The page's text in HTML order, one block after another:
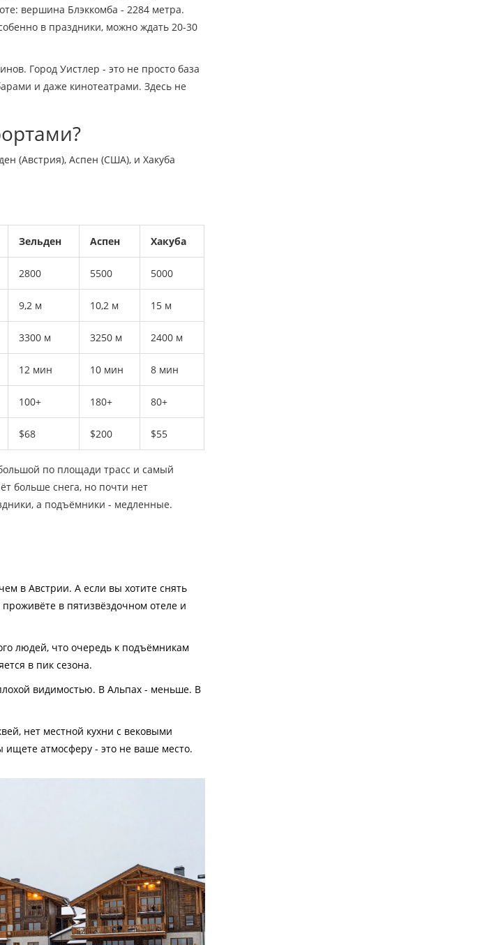
вершина Блэккомба - 2284 метра.
в праздники, можно ждать 20-30
Город Уистлер - это не просто база
и даже кинотеатрами. Здесь не
(Австрия), Аспен (США), и Хакуба
Зельден Аспен Хакуба
2800 5500 5000
9,2 м 10,2 м 15 м
3300 м 3250 м 2400 м
12 мин 10 мин 8 мин
100+ 180+ 80+
$68 $200 $55
по площади трасс и самый
больше снега, но почти нет
а подъёмники - медленные.
в Австрии. А если вы хотите снять
в пятизвёздочном отеле и
людей, что очередь к подъёмникам
в пик сезона.
видимостью. В Альпах - меньше. В
нет местной кухни с вековыми
атмосферу - это не ваше место.